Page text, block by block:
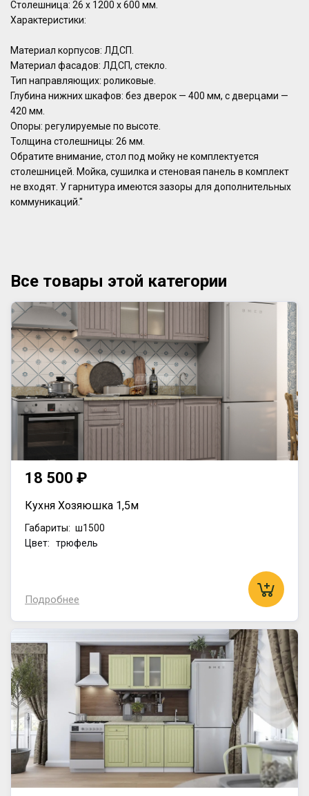
Столешница: 26 х 1200 х 600 мм.
Характеристики:
Материал корпусов: ЛДСП.
Материал фасадов: ЛДСП, стекло.
Тип направляющих: роликовые.
Глубина нижних шкафов: без дверок — 400 мм, с дверцами —
420 мм.
Опоры: регулируемые по высоте.
Толщина столешницы: 26 мм.
Обратите внимание, стол под мойку не комплектуется
столешницей. Мойка, сушилка и стеновая панель в комплект
не входят. У гарнитура имеются зазоры для дополнительных
коммуникаций."
Все товары этой категории
18 500 ₽
Кухня Хозяюшка 1,5м
Габариты: ш1500
Цвет: трюфель
Подробнее